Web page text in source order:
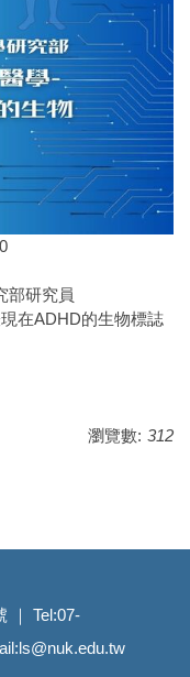
部研究員
在ADHD的生物標誌
瀏覽數: 312
｜ Tel:07-
ls@nuk.edu.tw